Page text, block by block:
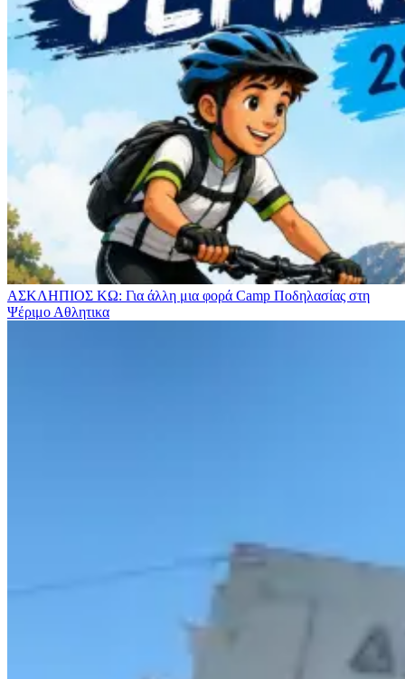
ΑΣΚΛΗΠΙΟΣ ΚΩ: Για άλλη μια φορά Camp Ποδηλασίας στη
Ψέριμο Αθλητικα